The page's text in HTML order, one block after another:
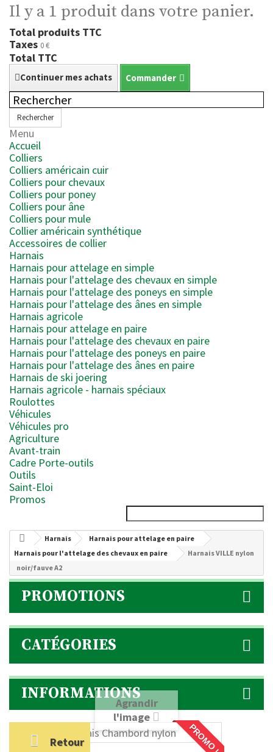
Il y a 1 produit dans votre panier.
Total produits TTC
Taxes 0 €
Total TTC
Continuer mes achats Commander
Rechercher
Menu
Accueil
Colliers
Colliers américain cuir
Colliers pour chevaux
Colliers pour poney
Colliers pour âne
Colliers pour mule
Collier américain synthétique
Accessoires de collier
Harnais
Harnais pour attelage en simple
Harnais pour l'attelage des chevaux en simple
Harnais pour l'attelage des poneys en simple
Harnais pour l'attelage des ânes en simple
Harnais agricole
Harnais pour attelage en paire
Harnais pour l'attelage des chevaux en paire
Harnais pour l'attelage des poneys en paire
Harnais pour l'attelage des ânes en paire
Harnais de ski joering
Harnais agricole - harnais spéciaux
Roulottes
Véhicules
Véhicules pro
Agriculture
Avant-train
Cadre Porte-outils
Outils
Saint-Eloi
Promos
Harnais
Harnais pour attelage en paire
Harnais pour l'attelage des chevaux en paire
Harnais VILLE nylon
noir/fauve A2
PROMOTIONS
CATÉGORIES
INFORMATIONS
Retour PROMO !
Agrandir
l'image